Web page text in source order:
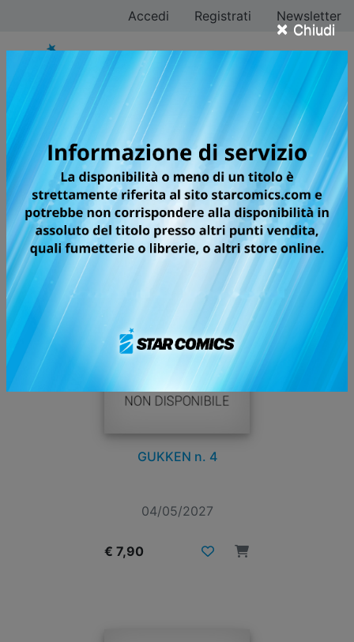
× Chiudi
Accedi Registrati Newsletter
Shop online fumetti
INFO PAGAMENTO Filtra ricerca
GUKKEN n. 4
04/05/2027
€ 7,90